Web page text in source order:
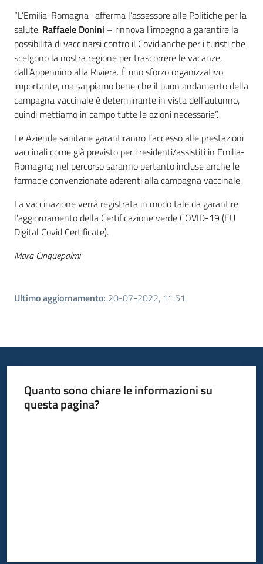
“L’Emilia-Romagna- afferma l’assessore alle Politiche per la
salute, Raffaele Donini – rinnova l’impegno a garantire la
possibilità di vaccinarsi contro il Covid anche per i turisti che
scelgono la nostra regione per trascorrere le vacanze,
dall’Appennino alla Riviera. È uno sforzo organizzativo
importante, ma sappiamo bene che il buon andamento della
campagna vaccinale è determinante in vista dell’autunno,
quindi mettiamo in campo tutte le azioni necessarie”.
Le Aziende sanitarie garantiranno l’accesso alle prestazioni
vaccinali come già previsto per i residenti/assistiti in Emilia-
Romagna; nel percorso saranno pertanto incluse anche le
farmacie convenzionate aderenti alla campagna vaccinale.
La vaccinazione verrà registrata in modo tale da garantire
l’aggiornamento della Certificazione verde COVID-19 (EU
Digital Covid Certificate).
Mara Cinquepalmi
Ultimo aggiornamento: 20-07-2022, 11:51
Quanto sono chiare le informazioni su
questa pagina?